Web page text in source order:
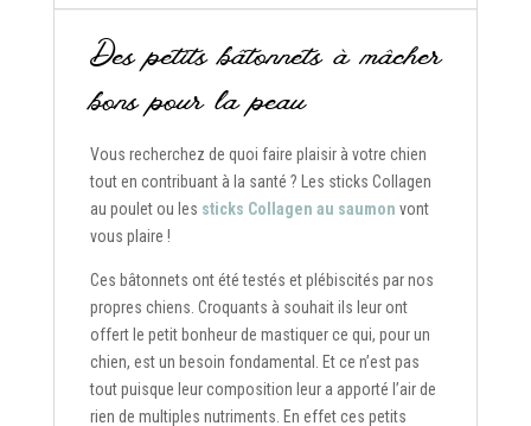
Des petits bâtonnets à mâcher
bons pour la peau
Vous recherchez de quoi faire plaisir à votre chien
tout en contribuant à la santé ? Les sticks Collagen
au poulet ou les sticks Collagen au saumon vont
vous plaire !
Ces bâtonnets ont été testés et plébiscités par nos
propres chiens. Croquants à souhait ils leur ont
offert le petit bonheur de mastiquer ce qui, pour un
chien, est un besoin fondamental. Et ce n’est pas
tout puisque leur composition leur a apporté l’air de
rien de multiples nutriments. En effet ces petits